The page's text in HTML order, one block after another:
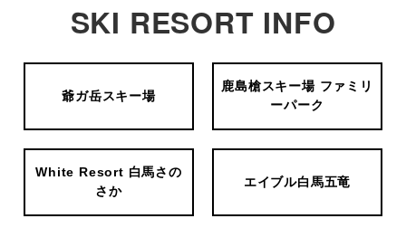
SKI RESORT INFO
爺ガ岳スキー場
鹿島槍スキー場 ファミリ
ーパーク
White Resort 白馬さの
さか
エイブル白馬五竜